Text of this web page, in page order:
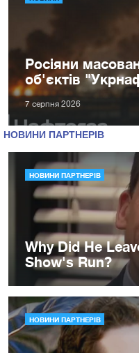
Росіяни
об'єктів
7 серпня 2026